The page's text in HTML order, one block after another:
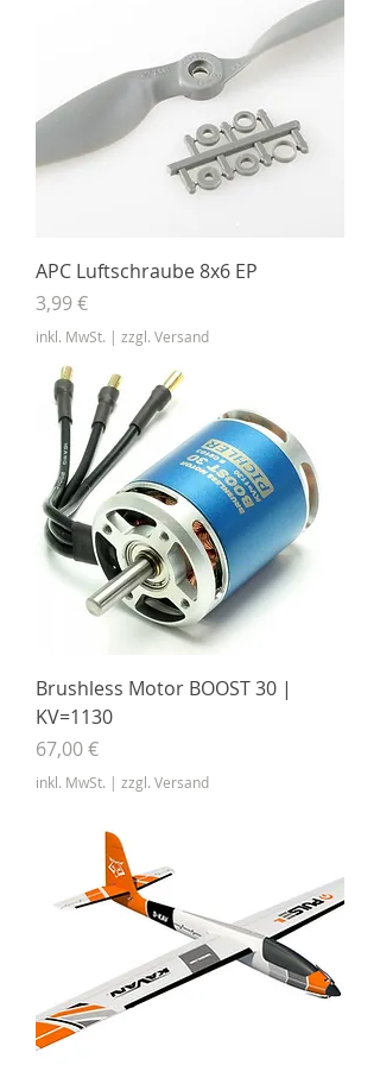
APC Luftschraube 8x6 EP
Preis
3,99 €
inkl. MwSt. | zzgl. Versand
Brushless Motor BOOST 30 |
KV=1130
Preis
67,00 €
inkl. MwSt. | zzgl. Versand